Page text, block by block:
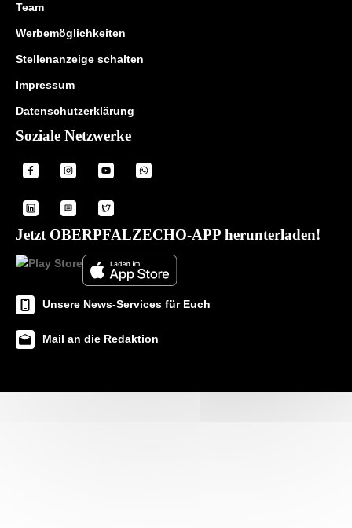
Team
Werbemöglichkeiten
Stellenanzeige schalten
Impressum
Datenschutzerklärung
Soziale Netzwerke
Jetzt OBERPFALZECHO-APP herunterladen!
Unsere News-Services für Euch
Mail an die Redaktion